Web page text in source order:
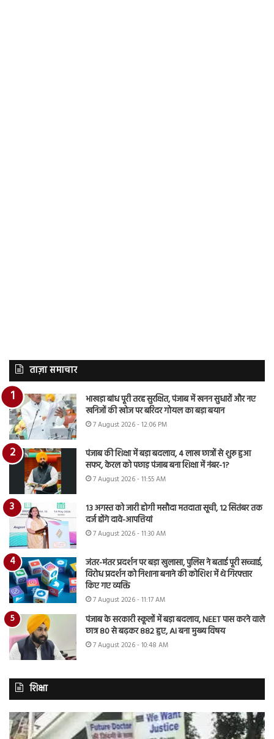
ताज़ा समाचार
भाखड़ा बांध पूरी तरह सुरक्षित, पंजाब में खनन सुधारों और नए
खनिजों की खोज पर बरिंदर गोयल का बड़ा बयान
7 August 2026 - 12:06 PM
पंजाब की शिक्षा में बड़ा बदलाव, 4 लाख छात्रों से शुरू हुआ
सफर, केरल को पछाड़ पंजाब बना शिक्षा में नंबर-1?
7 August 2026 - 11:55 AM
13 अगस्त को जारी होगी मसौदा मतदाता सूची, 12 सितंबर तक
दर्ज होंगे दावे-आपत्तियां
7 August 2026 - 11:30 AM
जंतर-मंतर प्रदर्शन पर बड़ा खुलासा, पुलिस ने बताई पूरी सच्चाई,
विरोध प्रदर्शन को निशाना बनाने की कोशिश में थे गिरफ्तार
किए गए व्यक्ति
7 August 2026 - 11:17 AM
पंजाब के सरकारी स्कूलों में बड़ा बदलाव, NEET पास करने वाले
छात्र 80 से बढ़कर 882 हुए, AI बना मुख्य विषय
7 August 2026 - 10:48 AM
शिक्षा